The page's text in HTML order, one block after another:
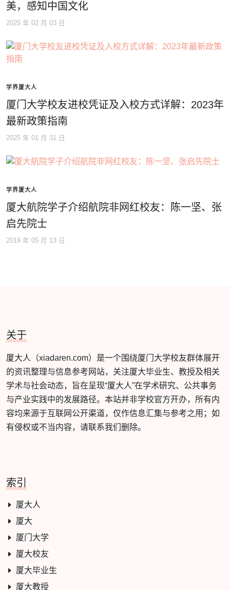
美，感知中国文化
2025 年 02 月 03 日
学界厦大人
厦门大学校友进校凭证及入校方式详解：2023年
最新政策指南
2025 年 01 月 31 日
学界厦大人
厦大航院学子介绍航院非网红校友：陈一坚、张
启先院士
2019 年 05 月 13 日
关于
厦大人（xiadaren.com）是一个围绕厦门大学校友群体展开
的资讯整理与信息参考网站，关注厦大毕业生、教授及相关
学术与社会动态，旨在呈现“厦大人”在学术研究、公共事务
与产业实践中的发展路径。本站并非学校官方开办，所有内
容均来源于互联网公开渠道，仅作信息汇集与参考之用；如
有侵权或不当内容，请联系我们删除。
索引
厦大人
厦大
厦门大学
厦大校友
厦大毕业生
厦大教授